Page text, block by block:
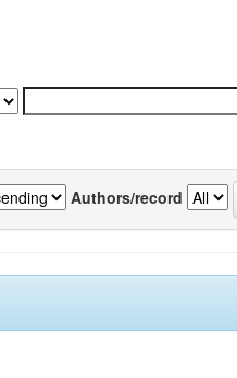
Authors/record